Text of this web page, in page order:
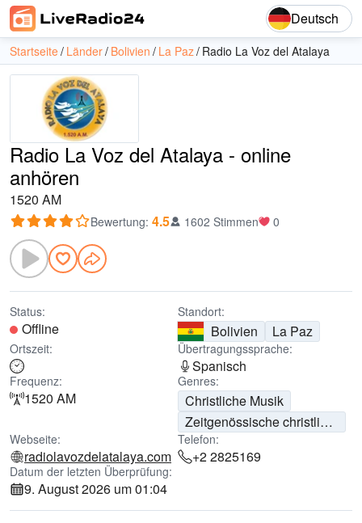
Deutsch
Startseite Länder Bolivien La Paz Radio La Voz del Atalaya
Radio La Voz del Atalaya - online
anhören
1520 AM
Bewertung: 4.5 1602 Stimmen 0
Status:
Offline
Standort:
Bolivien La Paz
Ortszeit: Übertragungssprache:
Spanisch
Frequenz:
1520 AM
Genres:
Christliche Musik
Zeitgenössische christliche Musik
Webseite:
radiolavozdelatalaya.com
Telefon:
+2 2825169
Datum der letzten Überprüfung:
9. August 2026 um 01:04